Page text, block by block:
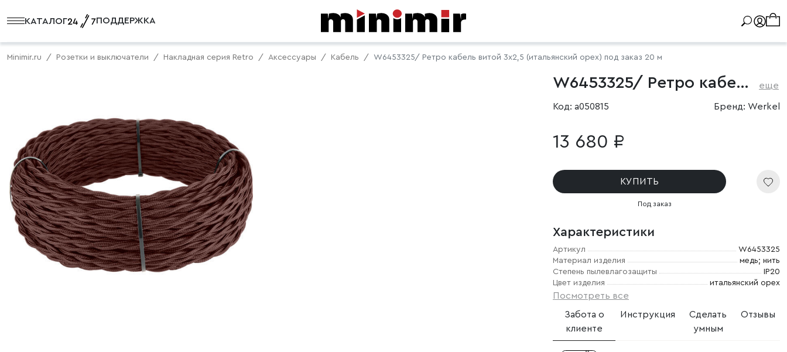
КАТАЛОГ ПОДДЕРЖКА
Minimir.ru Розетки и выключатели Накладная серия Retro Аксессуары Кабель W6453325/ Ретро кабель витой 3х2,5 (итальянский орех) под заказ 20 м
W6453325/ Ретро кабель витой 3х2,5 (итальянский орех) под заказ 20 м еще
Код: a050815 Бренд: Werkel
13 680 ₽
КУПИТЬ
Под заказ
Характеристики
Артикул
W6453325
Материал изделия
медь; нить
Степень пылевлагозащиты
IP20
Цвет изделия
итальянский орех
Посмотреть все
Забота о
клиенте
Инструкция
Сделать
умным
Отзывы